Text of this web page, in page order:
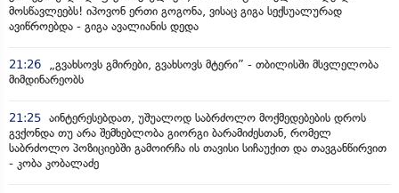
მოსწავლეებს! იპოვონ ერთი გოგონა, ვისაც გიგა სექსუალურად
ავიწროებდა - გიგა ავალიანის დედა
21:26
„გვახსოვს გმირები, გვახსოვს მტერი” - თბილისში მსვლელობა
მიმდინარეობს
21:25 აინტერესებდათ, უშუალოდ საბრძოლო მოქმედებების დროს
გვქონდა თუ არა შემხებლობა გიორგი ბარამიძესთან, რომელ
საბრძოლო პოზიციებში გამოირჩა ის თავისი სიჩაუქით და თავგანწირვით
- კობა კობალაძე